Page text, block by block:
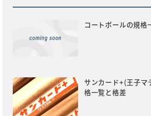
コートボールの規格
サンカード+(王子マ
格一覧と格差